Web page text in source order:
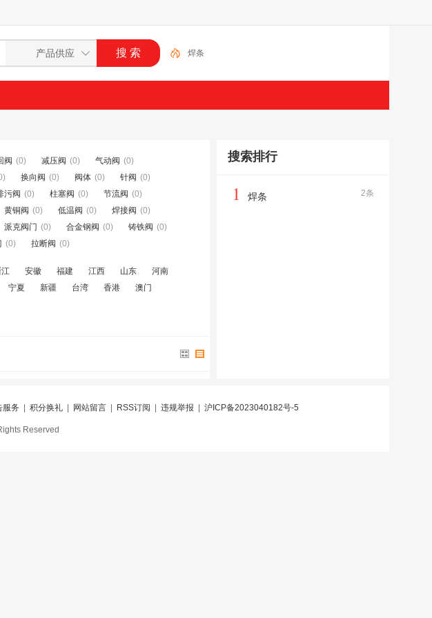
焊条
阀 (0) 减压阀 (0) 气动阀 (0)
换向阀 (0) 阀体 (0) 针阀 (0)
污阀 (0) 柱塞阀 (0) 节流阀 (0)
黄铜阀 (0) 低温阀 (0) 焊接阀 (0)
派克阀门 (0) 合金钢阀 (0) 铸铁阀 (0)
(0) 拉断阀 (0)
安徽 福建 江西 山东
河南
宁夏 新疆 台湾 香港 澳门
搜索排行
2条
1 焊条
服务 积分换礼| 网站留言| RSS订阅 违规举报 沪ICP备2023040182号-5
Reserved